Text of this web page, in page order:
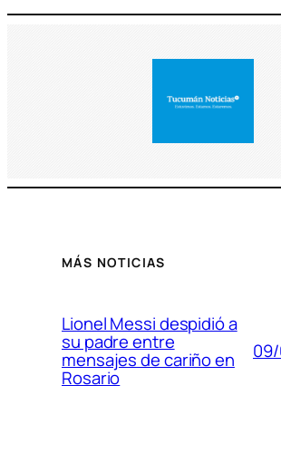
MÁS NOTICIAS
Lionel Messi despidió a
su padre entre
mensajes de cariño en
Rosario